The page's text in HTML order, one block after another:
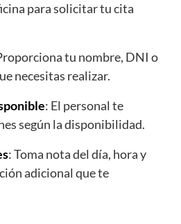
para solicitar tu cita
tu nombre, DNI o
necesitas realizar.
: El personal te
según la disponibilidad.
: Toma nota del día, hora y
adicional que te